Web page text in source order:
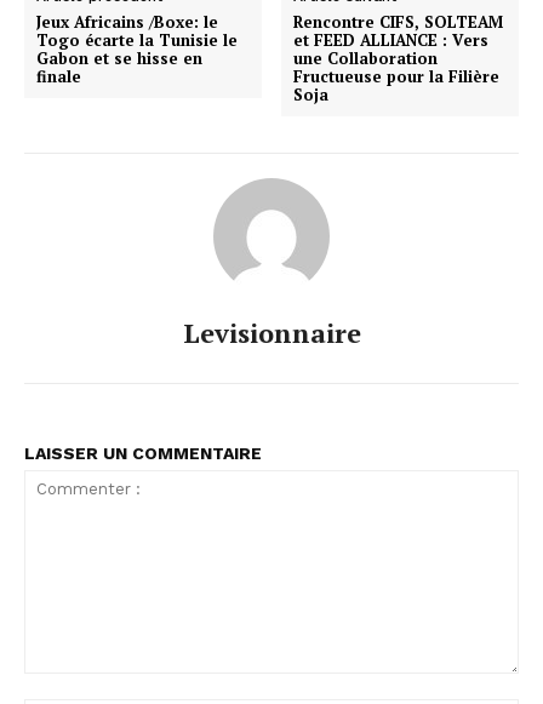
Jeux Africains /Boxe: le
Togo écarte la Tunisie le
Gabon et se hisse en
finale
Rencontre CIFS, SOLTEAM
et FEED ALLIANCE : Vers
une Collaboration
Fructueuse pour la Filière
Soja
Levisionnaire
LAISSER UN COMMENTAIRE